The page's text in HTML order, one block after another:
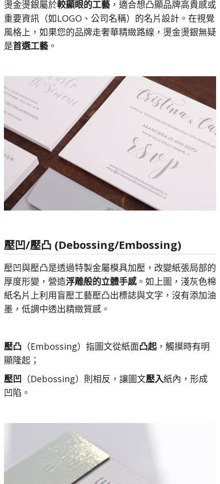
燙金燙銀屬於較顯眼的工藝 ，適合想凸顯品牌高貴感或
重要資訊（如LOGO、公司名稱）的名片設計。在視覺
風格上，如果您的品牌走奢華精緻路線，燙金燙銀無疑
是首選工藝 。
壓凹/壓凸 (Debossing/Embossing)
壓凹與壓凸是透過特製金屬模具加壓，改變紙張局部的
厚度形變，營造浮雕般的立體手感。如上圖，淺灰色棉
紙名片上利用盲壓工藝壓凸出標誌與文字，沒有添加油
墨，低調中透出精緻質感。
壓凸 （Embossing）指圖文從紙面凸起 ，觸摸時有明
顯隆起；
壓凹 （Debossing）則相反，讓圖文壓入紙內，形成
凹陷​。